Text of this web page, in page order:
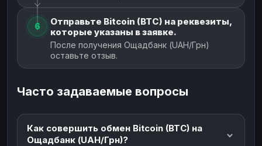
6
Отправьте Bitcoin (BTC) на реквезиты,
которые указаны в заявке.
После получения Ощадбанк (UAH/Грн)
оставьте отзыв.
Часто задаваемые вопросы
Как совершить обмен Bitcoin (BTC) на
Ощадбанк (UAH/Грн)?